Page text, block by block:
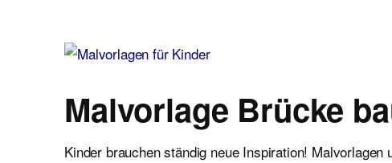
Malvorlage Brücke
Kinder brauchen ständig neue Inspiration!